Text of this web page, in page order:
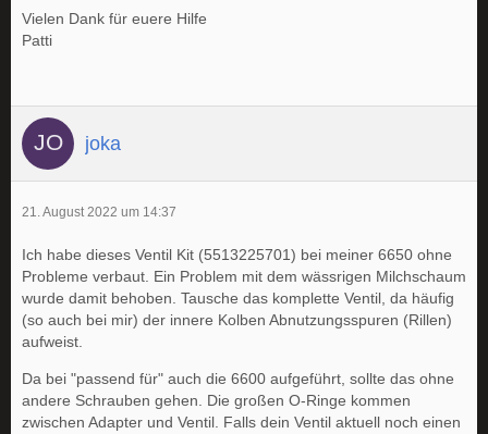
Vielen Dank für euere Hilfe
Patti
joka
21. August 2022 um 14:37
Ich habe dieses Ventil Kit (5513225701) bei meiner 6650 ohne
Probleme verbaut. Ein Problem mit dem wässrigen Milchschaum
wurde damit behoben. Tausche das komplette Ventil, da häufig
(so auch bei mir) der innere Kolben Abnutzungsspuren (Rillen)
aufweist.
Da bei "passend für" auch die 6600 aufgeführt, sollte das ohne
andere Schrauben gehen. Die großen O-Ringe kommen
zwischen Adapter und Ventil. Falls dein Ventil aktuell noch einen